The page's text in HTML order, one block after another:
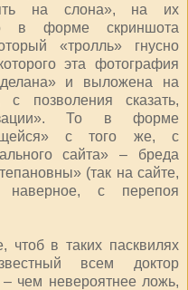
на слона», на их
в форме скриншота
«тролль» гнусно
эта фотография
и выложена на
позволения сказать,
То в форме
с того же, с
сайта» – бреда
(так на сайте,
наверное, с перепоя
чтоб в таких пасквилях
всем доктор
чем невероятнее ложь,